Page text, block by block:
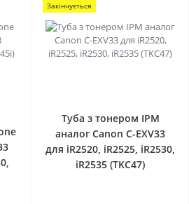
Закінчується
Туба з тонером IPM
аналог Canon C-EXV33
для iR2520, iR2525, iR2530,
iR2535 (TKC47)